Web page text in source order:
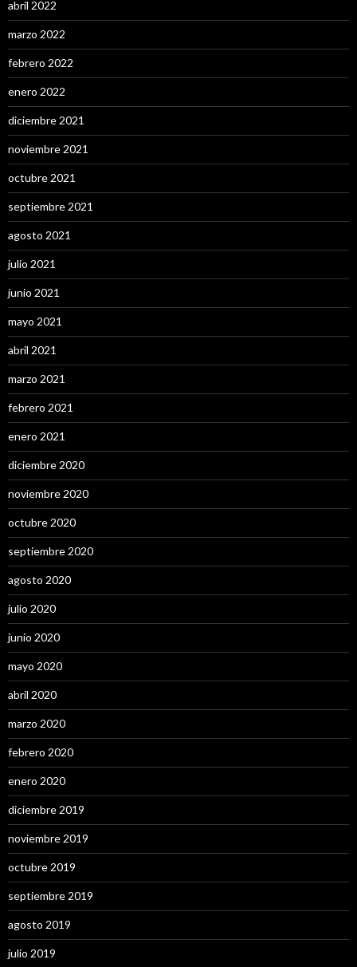
abril 2022
marzo 2022
febrero 2022
enero 2022
diciembre 2021
noviembre 2021
octubre 2021
septiembre 2021
agosto 2021
julio 2021
junio 2021
mayo 2021
abril 2021
marzo 2021
febrero 2021
enero 2021
diciembre 2020
noviembre 2020
octubre 2020
septiembre 2020
agosto 2020
julio 2020
junio 2020
mayo 2020
abril 2020
marzo 2020
febrero 2020
enero 2020
diciembre 2019
noviembre 2019
octubre 2019
septiembre 2019
agosto 2019
julio 2019